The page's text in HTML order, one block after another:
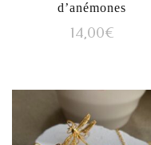
d’anémones
14,00€